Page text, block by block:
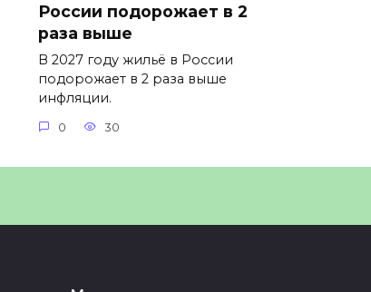
России подорожает в 2
раза выше
В 2027 году жильё в России
подорожает в 2 раза выше
инфляции.
0 30